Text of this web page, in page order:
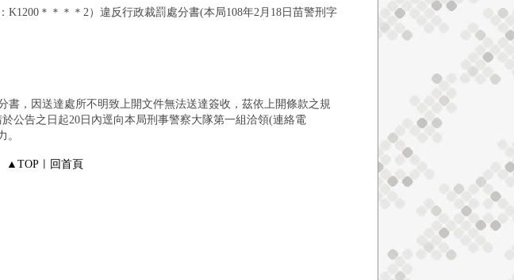
＊＊＊＊2）違反行政裁罰處分書(本局108年2月18日苗警刑字
書，因送達處所不明致上開文件無法送達簽收，茲依上開條款之規
公告之日起20日內逕向本局刑事警察大隊第一組洽領(連絡電
。
▲TOP︱ 回首頁